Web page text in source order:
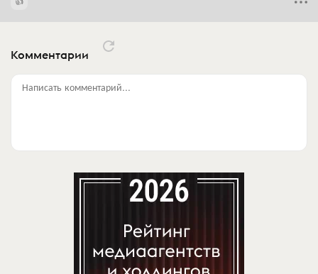
Комментарии
Написать комментарий...